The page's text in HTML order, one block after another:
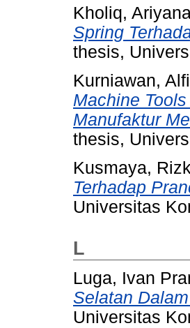
Kholiq,
Spring
thesis,
Kurniawan, Alfi
Machine
Manufaktur
thesis,
Kusmaya,
Terhadap
Universitas
L
Luga, Ivan
Selatan
Universitas